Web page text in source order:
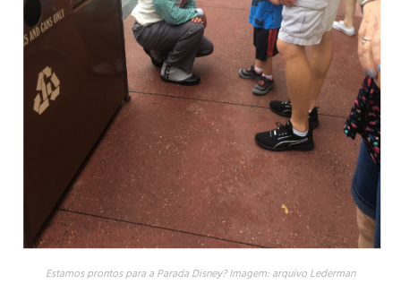
Estamos prontos para a Parada Disney? Imagem: arquivo Lederman